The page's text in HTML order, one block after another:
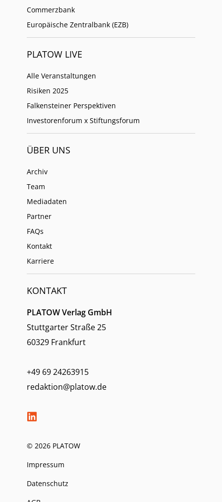
Commerzbank
Europäische Zentralbank (EZB)
PLATOW LIVE
Alle Veranstaltungen
Risiken 2025
Falkensteiner Perspektiven
Investorenforum x Stiftungsforum
ÜBER UNS
Archiv
Team
Mediadaten
Partner
FAQs
Kontakt
Karriere
KONTAKT
PLATOW Verlag GmbH
Stuttgarter Straße 25
60329 Frankfurt
+49 69 24263915
redaktion@platow.de
© 2026 PLATOW
Impressum
Datenschutz